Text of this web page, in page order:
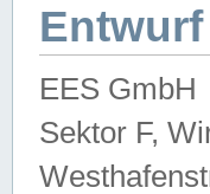
EES GmbH
Sektor F,